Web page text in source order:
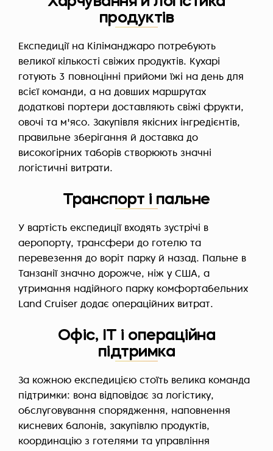
продуктів
Експедиції на Кіліманджаро потребують
великої кількості свіжих продуктів. Кухарі
готують 3 повноцінні прийоми їжі на день для
всієї команди, а на довших маршрутах
додаткові портери доставляють свіжі фрукти,
овочі та м'ясо. Закупівля якісних інгредієнтів,
правильне зберігання й доставка до
високогірних таборів створюють значні
логістичні витрати.
Транспорт і пальне
У вартість експедиції входять зустрічі в
аеропорту, трансфери до готелю та
перевезення до воріт парку й назад. Пальне в
Танзанії значно дорожче, ніж у США, а
утримання надійного парку комфортабельних
Land Cruiser додає операційних витрат.
Офіс, ІТ і операційна
підтримка
За кожною експедицією стоїть велика команда
підтримки: вона відповідає за логістику,
обслуговування спорядження, наповнення
кисневих балонів, закупівлю продуктів,
координацію з готелями та управління